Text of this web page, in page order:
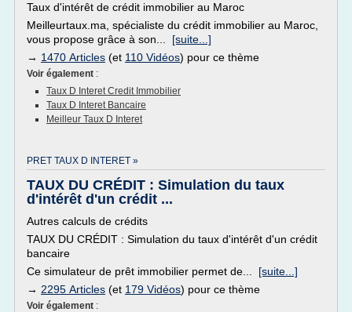
Taux d'intérêt de crédit immobilier au Maroc
Meilleurtaux.ma, spécialiste du crédit immobilier au Maroc,
vous propose grâce à son... [suite...]
→ 1470 Articles (et 110 Vidéos) pour ce thème
Voir également :
Taux D Interet Credit Immobilier
Taux D Interet Bancaire
Meilleur Taux D Interet
PRET TAUX D INTERET »
TAUX DU CRÉDIT : Simulation du taux
d'intérêt d'un crédit ...
Autres calculs de crédits
TAUX DU CRÉDIT : Simulation du taux d'intérêt d'un crédit
bancaire
Ce simulateur de prêt immobilier permet de... [suite...]
→ 2295 Articles (et 179 Vidéos) pour ce thème
Voir également :